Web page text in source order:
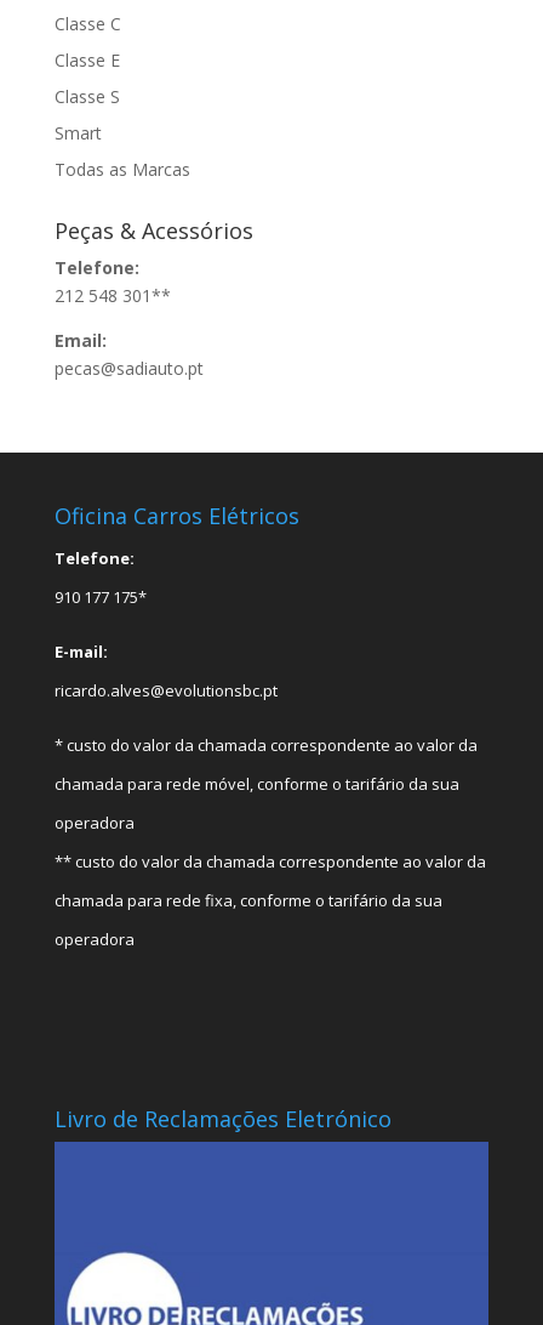
Classe C
Classe E
Classe S
Smart
Todas as Marcas
Peças & Acessórios
Telefone:
212 548 301**
Email:
pecas@sadiauto.pt
Oficina Carros Elétricos
Telefone:
910 177 175*
E-mail:
ricardo.alves@evolutionsbc.pt
* custo do valor da chamada correspondente ao valor da
chamada para rede móvel, conforme o tarifário da sua
operadora
** custo do valor da chamada correspondente ao valor da
chamada para rede fixa, conforme o tarifário da sua
operadora
Livro de Reclamações Eletrónico